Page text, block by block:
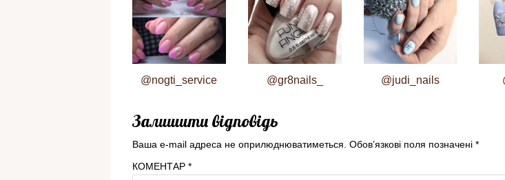
@nogti_service @gr8nails_ @judi_nails
Залишити відповідь
Ваша e-mail адреса не оприлюднюватиметься. Обов’язкові поля позначені *
КОМЕНТАР *